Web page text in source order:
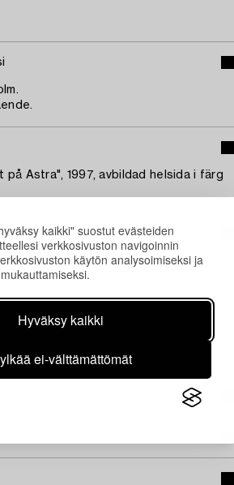
kaikki" suostut evästeiden
verkkosivuston navigoinnin
käytön analysoimiseksi ja
Hyväksy kaikki
ei-välttämättömät
på Astra", 1997, avbildad helsida i färg
piiriin